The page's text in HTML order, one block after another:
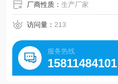
厂商性质：生产厂家
访问量： 213
服务热线
15811484101